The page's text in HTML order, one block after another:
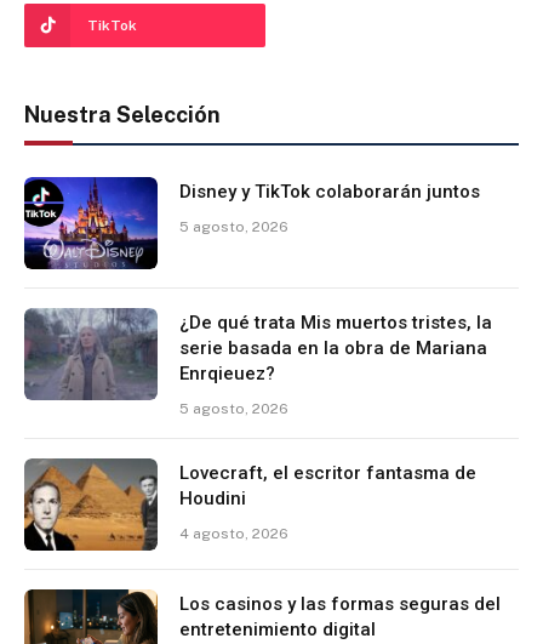
TikTok
Nuestra Selección
Disney y TikTok colaborarán juntos
5 agosto, 2026
¿De qué trata Mis muertos tristes, la
serie basada en la obra de Mariana
Enrqieuez?
5 agosto, 2026
Lovecraft, el escritor fantasma de
Houdini
4 agosto, 2026
Los casinos y las formas seguras del
entretenimiento digital